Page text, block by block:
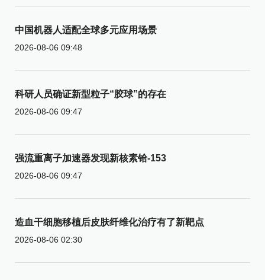
中国机器人适配全球多元应用场景
2026-08-06 09:48
科研人员确证新型粒子“胶球”的存在
2026-08-06 09:47
强流重离子加速器发现新核素铪-153
2026-08-06 09:47
造血干细胞移植后皮肤纤维化治疗有了新靶点
2026-08-06 02:30